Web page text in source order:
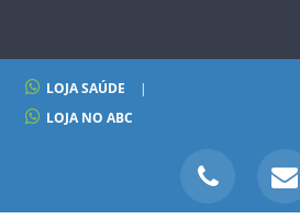
LOJA SAÚDE
|
LOJA NO ABC